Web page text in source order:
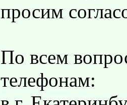
просим
По всем
телефонам: